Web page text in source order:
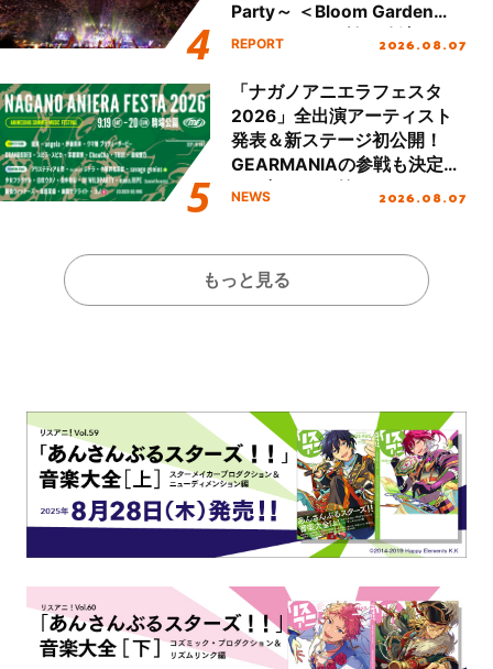
Party～ ＜Bloom Garden
Party Stage／埼玉公演＞”
REPORT 2026.08.07
「ナガノアニエラフェスタ
2026」全出演アーティスト
発表＆新ステージ初公開！
GEARMANIAの参戦も決定
し、初となる第3ステージの
NEWS 2026.08.07
もっと見る